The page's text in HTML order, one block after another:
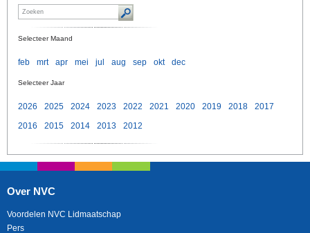
Selecteer Maand
feb mrt apr mei jul aug sep okt dec
Selecteer Jaar
2026 2025 2024 2023 2022 2021 2020 2019 2018
2017
2016
2015 2014 2013 2012
Over NVC
Voordelen NVC Lidmaatschap
Pers